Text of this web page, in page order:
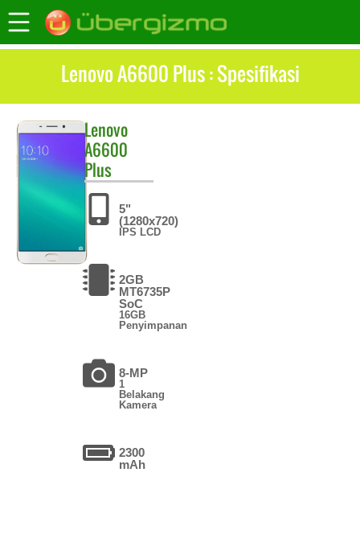
Lenovo A6600 Plus : Spesifikasi
Lenovo
A6600
Plus
5"
(1280x720)
IPS LCD
2GB
MT6735P
SoC
16GB
Penyimpanan
8-MP
1
Belakang
Kamera
2300
mAh